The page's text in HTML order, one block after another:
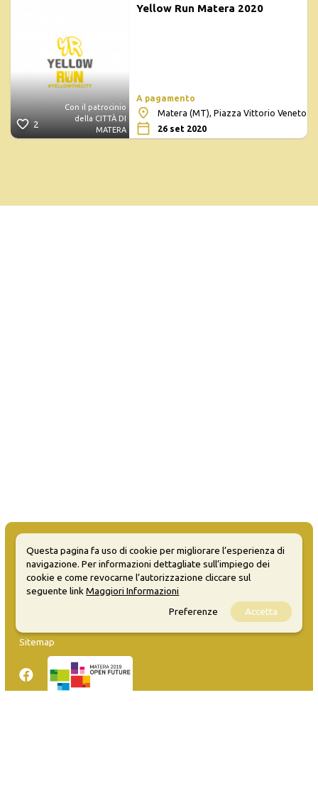
2
Con il patrocinio
della CITTÀ DI
MATERA
Yellow Run Matera 2020
A pagamento
Matera (MT), Piazza Vittorio Veneto
26 set 2020
MATERA WELCOME EVENTS
Sitemap
Questa pagina fa uso di cookie per migliorare l’esperienza di
navigazione. Per informazioni dettagliate sull’impiego dei
cookie e come revocarne l’autorizzazione cliccare sul
seguente linkMaggiori Informazioni
Preferenze
Accetta